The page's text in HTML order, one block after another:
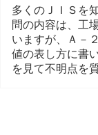
多くのＪＩＳを
問の内容は、工
いますが、Ａ－
値の表し方に書
を見て不明点を